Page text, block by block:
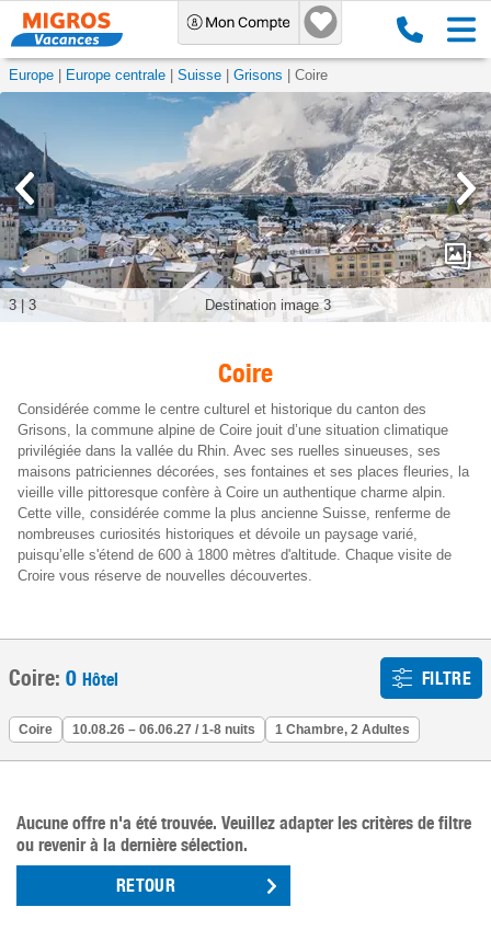
Europe Europe centrale Suisse Grisons Coire
Destination image 3
3| 3
Coire
Considérée comme le centre culturel et historique du canton des
Grisons, la commune alpine de Coire jouit d’une situation climatique
privilégiée dans la vallée du Rhin. Avec ses ruelles sinueuses, ses
maisons patriciennes décorées, ses fontaines et ses places fleuries, la
vieille ville pittoresque confère à Coire un authentique charme alpin.
Cette ville, considérée comme la plus ancienne Suisse, renferme de
nombreuses curiosités historiques et dévoile un paysage varié,
puisqu’elle s'étend de 600 à 1800 mètres d'altitude. Chaque visite de
Croire vous réserve de nouvelles découvertes.
Coire: 0 Hôtel FILTRE
Coire 10.08.26 – 06.06.27 / 1-8 nuits 1 Chambre, 2 Adultes
Aucune offre n'a été trouvée. Veuillez adapter les critères de filtre
ou revenir à la dernière sélection.
RETOUR